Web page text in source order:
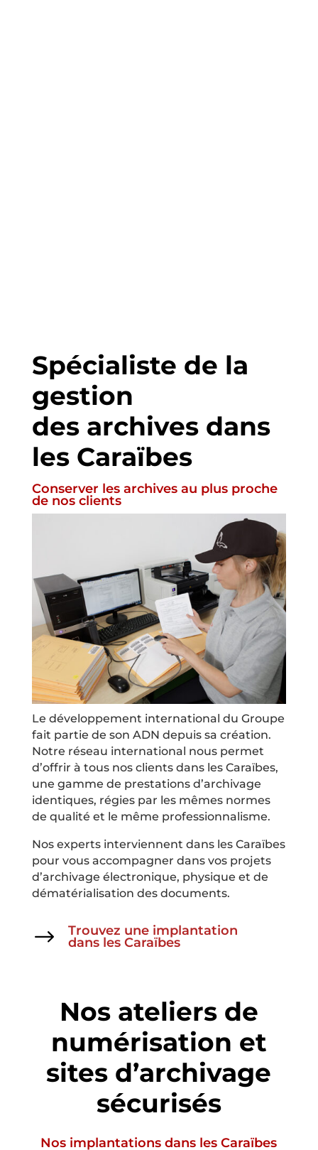
Spécialiste de la
gestion
des archives dans
les Caraïbes
Conserver les archives au plus proche
de nos clients
Le développement international du Groupe
fait partie de son ADN depuis sa création.
Notre réseau international nous permet
d’offrir à tous nos clients dans les Caraïbes,
une gamme de prestations d’archivage
identiques, régies par les mêmes normes
de qualité et le même professionnalisme.
Nos experts interviennent dans les Caraïbes
pour vous accompagner dans vos projets
d’archivage électronique, physique et de
dématérialisation des documents.
$
Trouvez une implantation
dans les Caraïbes
Nos ateliers de
numérisation et
sites d’archivage
sécurisés
Nos implantations dans les Caraïbes